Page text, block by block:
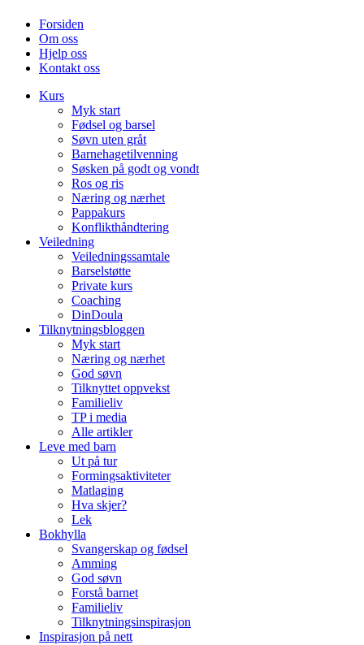
Forsiden
Om oss
Hjelp oss
Kontakt oss
Kurs
Myk start
Fødsel og barsel
Søvn uten gråt
Barnehagetilvenning
Søsken på godt og vondt
Ros og ris
Næring og nærhet
Pappakurs
Konflikthåndtering
Veiledning
Veiledningssamtale
Barselstøtte
Private kurs
Coaching
DinDoula
Tilknytningsbloggen
Myk start
Næring og nærhet
God søvn
Tilknyttet oppvekst
Familieliv
TP i media
Alle artikler
Leve med barn
Ut på tur
Formingsaktiviteter
Matlaging
Hva skjer?
Lek
Bokhylla
Svangerskap og fødsel
Amming
God søvn
Forstå barnet
Familieliv
Tilknytningsinspirasjon
Inspirasjon på nett